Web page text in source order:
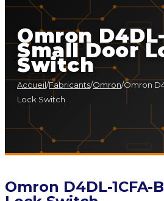
Omron
Small Door
Switch
Accueil/Fabricants/Omron/Omron
Lock Switch
Omron D4DL-1CFA-